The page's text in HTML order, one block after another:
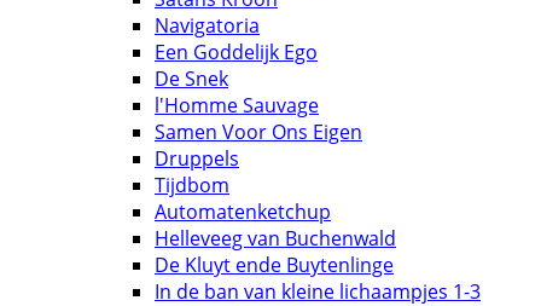
Navigatoria
Een Goddelijk Ego
De Snek
l'Homme Sauvage
Samen Voor Ons Eigen
Druppels
Tijdbom
Automatenketchup
Helleveeg van Buchenwald
De Kluyt ende Buytenlinge
In de ban van kleine lichaampjes 1-3